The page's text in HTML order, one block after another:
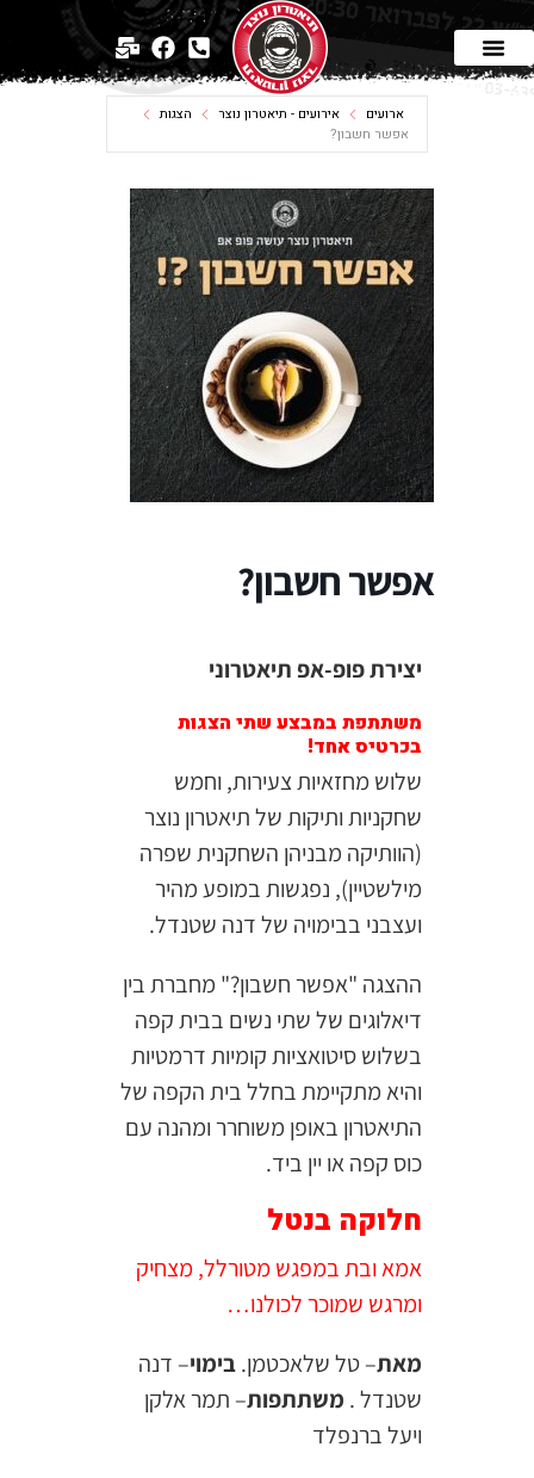
ארועים אירועים - תיאטרון נוצר
הצגות
אפשר חשבון?
אפשר חשבון?
יצירת פופ-אפ תיאטרוני
משתתפת במבצע שתי הצגות
בכרטיס אחד!
שלוש מחזאיות צעירות, וחמש
שחקניות ותיקות של תיאטרון נוצר
(הוותיקה מבניהן השחקנית שפרה
מילשטיין), נפגשות במופע מהיר
ועצבני בבימויה של דנה שטנדל.
ההצגה "אפשר חשבון?" מחברת בין
דיאלוגים של שתי נשים בבית קפה
בשלוש סיטואציות קומיות דרמטיות
והיא מתקיימת בחלל בית הקפה של
התיאטרון באופן משוחרר ומהנה עם
כוס קפה או יין ביד.
חלוקה בנטל
אמא ובת במפגש מטורלל, מצחיק
ומרגש שמוכר לכולנו…
מאת– טל שלאכטמן.בימוי– דנה
שטנדל . משתתפות– תמר אלקן
ויעל ברנפלד